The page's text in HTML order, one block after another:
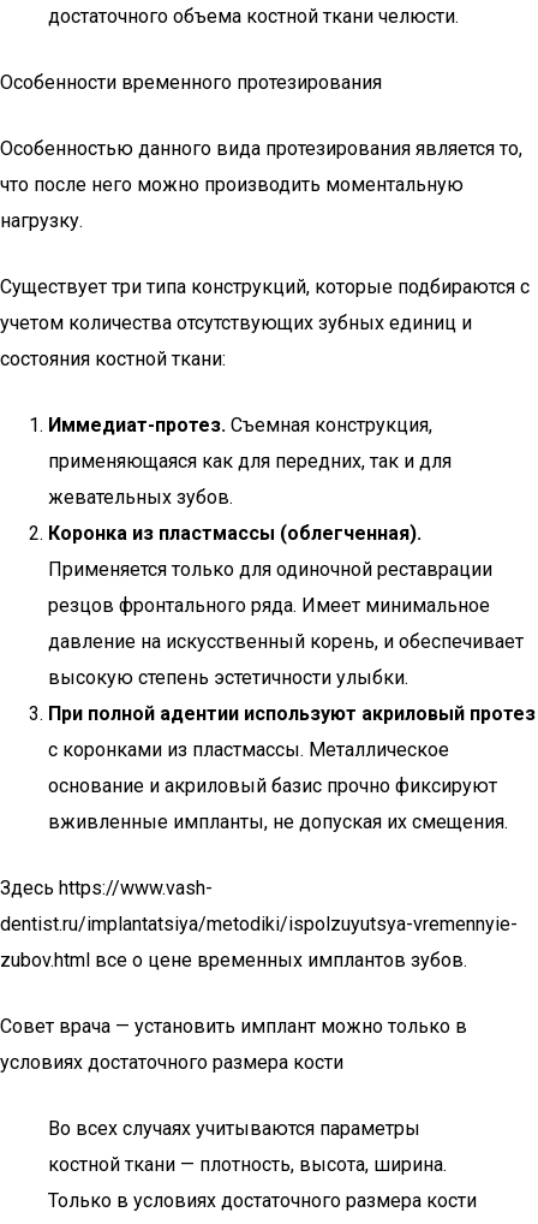
достаточного объема костной ткани челюсти.
Особенности временного протезирования
Особенностью данного вида протезирования является то,
что после него можно производить моментальную
нагрузку.
Существует три типа конструкций, которые подбираются с
учетом количества отсутствующих зубных единиц и
состояния костной ткани:
Иммедиат-протез. Съемная конструкция,
применяющаяся как для передних, так и для
жевательных зубов.
Коронка из пластмассы (облегченная).
Применяется только для одиночной реставрации
резцов фронтального ряда. Имеет минимальное
давление на искусственный корень, и обеспечивает
высокую степень эстетичности улыбки.
При полной адентии используют акриловый протез
с коронками из пластмассы. Металлическое
основание и акриловый базис прочно фиксируют
вживленные импланты, не допуская их смещения.
Здесь https://www.vash-
dentist.ru/implantatsiya/metodiki/ispolzuyutsya-vremennyie-
zubov.html все о цене временных имплантов зубов.
Совет врача — установить имплант можно только в
условиях достаточного размера кости
Во всех случаях учитываются параметры
костной ткани — плотность, высота, ширина.
Только в условиях достаточного размера кости